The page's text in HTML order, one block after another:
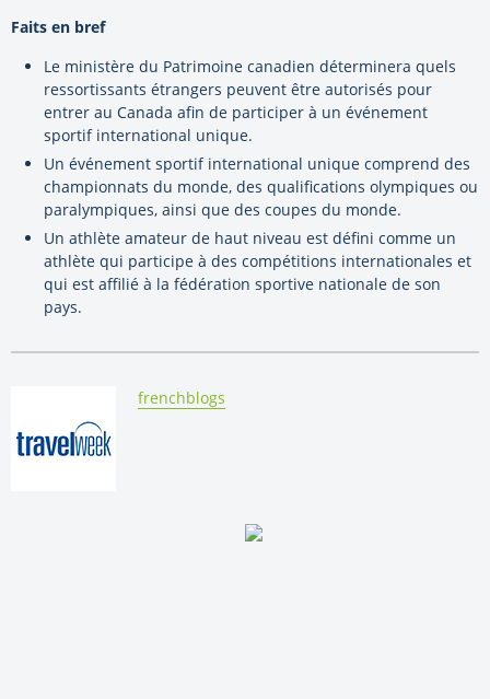
Faits en bref
Le ministère du Patrimoine canadien déterminera quels
ressortissants étrangers peuvent être autorisés pour
entrer au Canada afin de participer à un événement
sportif international unique.
Un événement sportif international unique comprend des
championnats du monde, des qualifications olympiques ou
paralympiques, ainsi que des coupes du monde.
Un athlète amateur de haut niveau est défini comme un
athlète qui participe à des compétitions internationales et
qui est affilié à la fédération sportive nationale de son
pays.
By:
frenchblogs